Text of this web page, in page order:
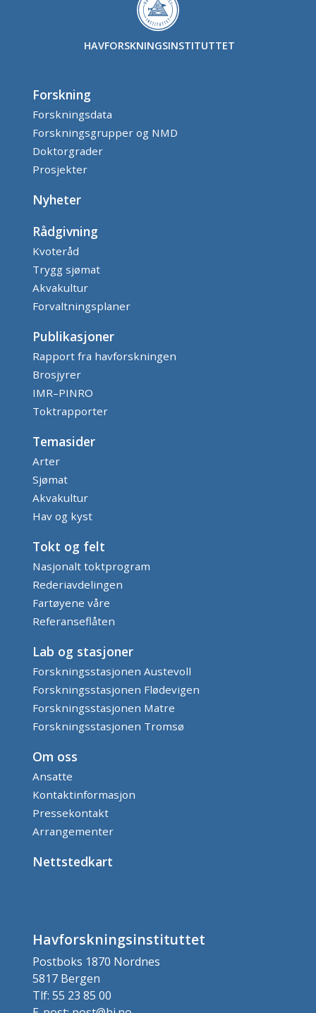
HAVFORSKNINGSINSTITUTTET
Forskning
Forskningsdata
Forskningsgrupper og NMD
Doktorgrader
Prosjekter
Nyheter
Rådgivning
Kvoteråd
Trygg sjømat
Akvakultur
Forvaltningsplaner
Publikasjoner
Rapport fra havforskningen
Brosjyrer
IMR–PINRO
Toktrapporter
Temasider
Arter
Sjømat
Akvakultur
Hav og kyst
Tokt og felt
Nasjonalt toktprogram
Rederiavdelingen
Fartøyene våre
Referanseflåten
Lab og stasjoner
Forskningsstasjonen Austevoll
Forskningsstasjonen Flødevigen
Forskningsstasjonen Matre
Forskningsstasjonen Tromsø
Om oss
Ansatte
Kontaktinformasjon
Pressekontakt
Arrangementer
Nettstedkart
Havforskningsinstituttet
Postboks 1870 Nordnes
5817 Bergen
Tlf: 55 23 85 00